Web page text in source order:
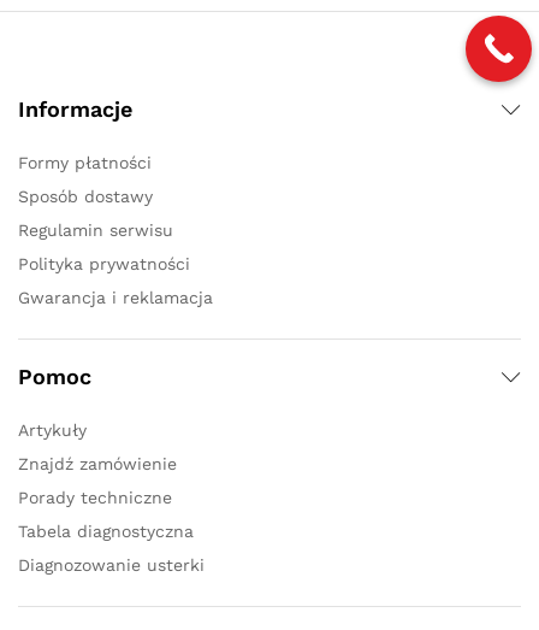
Informacje
Formy płatności
Sposób dostawy
Regulamin serwisu
Polityka prywatności
Gwarancja i reklamacja
Pomoc
Artykuły
Znajdź zamówienie
Porady techniczne
Tabela diagnostyczna
Diagnozowanie usterki